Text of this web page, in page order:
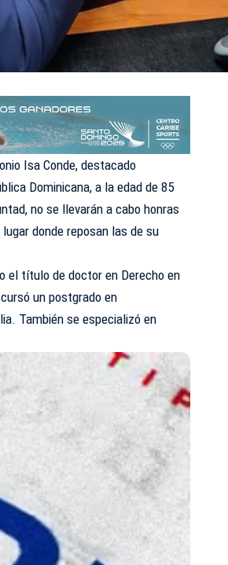
Isa Conde, destacado
Dominicana, a la edad de 85
no se llevarán a cabo honras
donde reposan las de su
el título de doctor en Derecho en
un postgrado en
También se especializó en